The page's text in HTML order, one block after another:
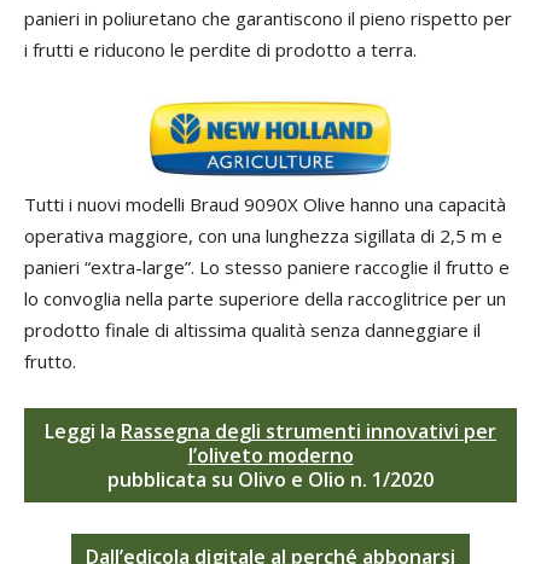
panieri in poliuretano che garantiscono il pieno rispetto per
i frutti e riducono le perdite di prodotto a terra.
Tutti i nuovi modelli Braud 9090X Olive hanno una capacità
operativa maggiore, con una lunghezza sigillata di 2,5 m e
panieri “extra-large”. Lo stesso paniere raccoglie il frutto e
lo convoglia nella parte superiore della raccoglitrice per un
prodotto finale di altissima qualità senza danneggiare il
frutto.
Leggi la Rassegna degli strumenti innovativi per
l’oliveto moderno
pubblicata su Olivo e Olio n. 1/2020
Dall’edicola digitale al perché abbonarsi